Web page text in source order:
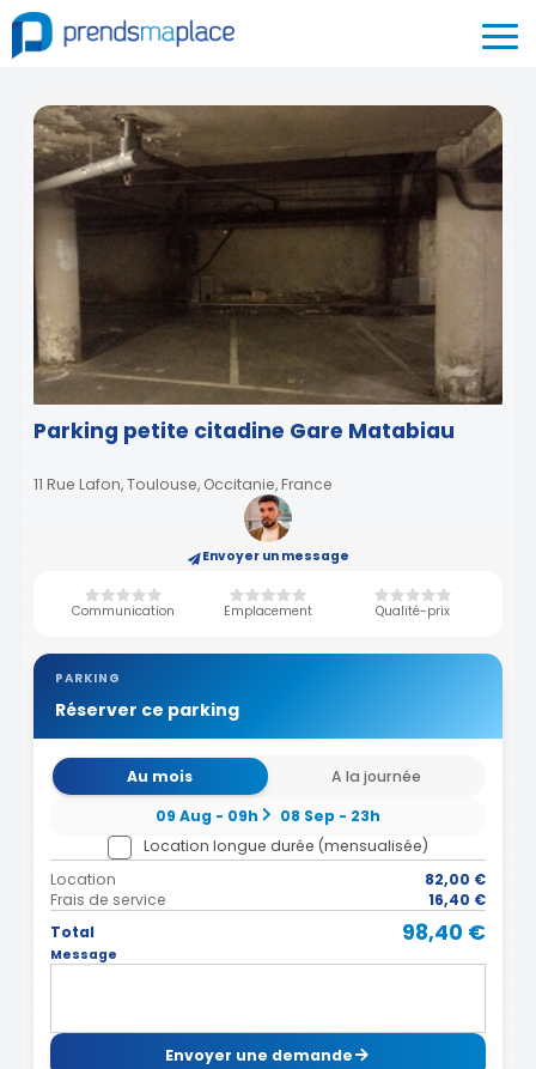
Parking petite citadine Gare Matabiau
11 Rue Lafon, Toulouse, Occitanie, France
Envoyer un message
Communication Emplacement Qualité-prix
PARKING
Réserver ce parking
Au mois
A la journée
09 Aug - 09h
08 Sep - 23h
Location longue durée (mensualisée)
Location
82,00 €
Frais de service
16,40 €
Total
98,40 €
Message
Envoyer une demande